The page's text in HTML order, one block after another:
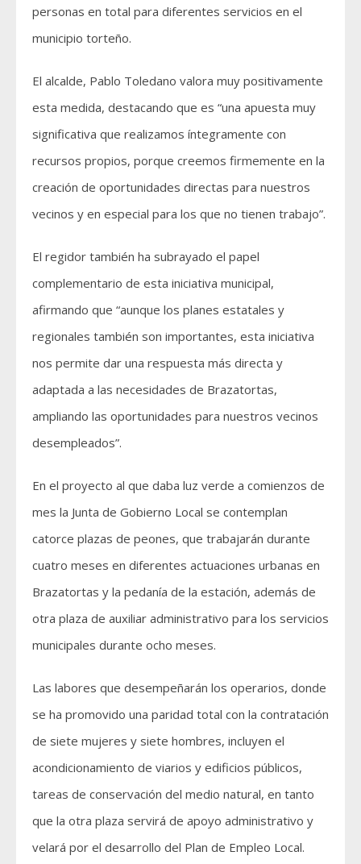
personas en total para diferentes servicios en el
municipio torteño.
El alcalde, Pablo Toledano valora muy positivamente
esta medida, destacando que es “una apuesta muy
significativa que realizamos íntegramente con
recursos propios, porque creemos firmemente en la
creación de oportunidades directas para nuestros
vecinos y en especial para los que no tienen trabajo”.
El regidor también ha subrayado el papel
complementario de esta iniciativa municipal,
afirmando que “aunque los planes estatales y
regionales también son importantes, esta iniciativa
nos permite dar una respuesta más directa y
adaptada a las necesidades de Brazatortas,
ampliando las oportunidades para nuestros vecinos
desempleados”.
En el proyecto al que daba luz verde a comienzos de
mes la Junta de Gobierno Local se contemplan
catorce plazas de peones, que trabajarán durante
cuatro meses en diferentes actuaciones urbanas en
Brazatortas y la pedanía de la estación, además de
otra plaza de auxiliar administrativo para los servicios
municipales durante ocho meses.
Las labores que desempeñarán los operarios, donde
se ha promovido una paridad total con la contratación
de siete mujeres y siete hombres, incluyen el
acondicionamiento de viarios y edificios públicos,
tareas de conservación del medio natural, en tanto
que la otra plaza servirá de apoyo administrativo y
velará por el desarrollo del Plan de Empleo Local.